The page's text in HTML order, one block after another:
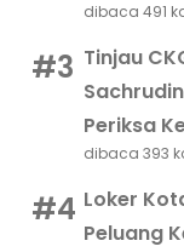
dibaca 491
#3 Tinjau
Periksa
dibaca 393
#4 Loker
Peluang